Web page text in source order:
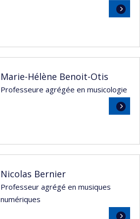
Lire
la
Marie-Hélène Benoit-Otis
Professeure agrégée en musicologie
Lire
la
Nicolas Bernier
Professeur agrégé en musiques
numériques
Lire